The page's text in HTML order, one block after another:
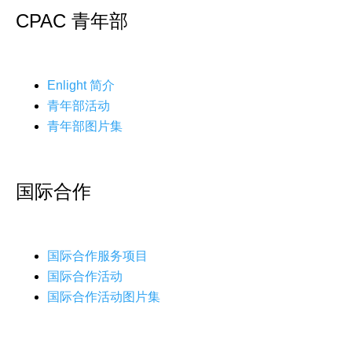
CPAC 青年部
Enlight 简介
青年部活动
青年部图片集
国际合作
国际合作服务项目
国际合作活动
国际合作活动图片集